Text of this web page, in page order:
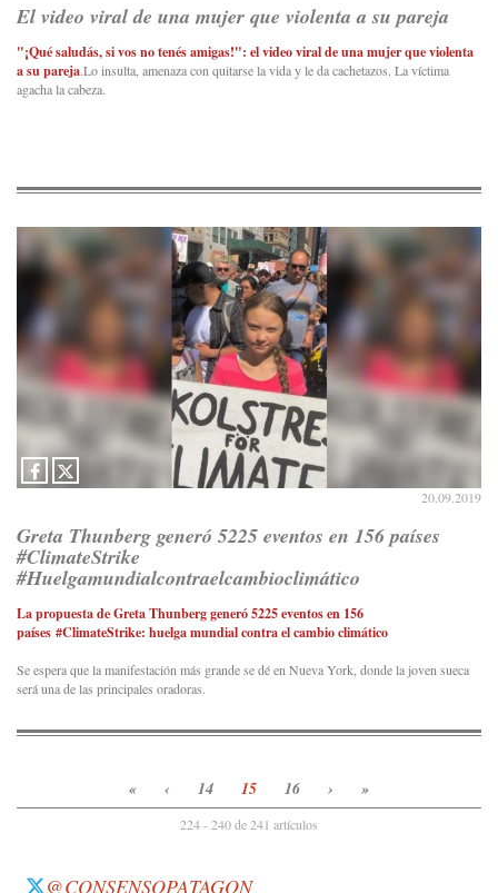
El video viral de una mujer que violenta a su pareja
"¡Qué saludás, si vos no tenés amigas!": el video viral de una mujer que violenta
a su pareja.Lo insulta, amenaza con quitarse la vida y le da cachetazos. La víctima
agacha la cabeza.
20.09.2019
Greta Thunberg generó 5225 eventos en 156 países
#ClimateStrike
#Huelgamundialcontraelcambioclimático
La propuesta de Greta Thunberg generó 5225 eventos en 156
países #ClimateStrike: huelga mundial contra el cambio climático
Se espera que la manifestación más grande se dé en Nueva York, donde la joven sueca
será una de las principales oradoras.
« ‹ 14 15 16 › »
224 - 240 de 241 artículos
@CONSENSOPATAGON